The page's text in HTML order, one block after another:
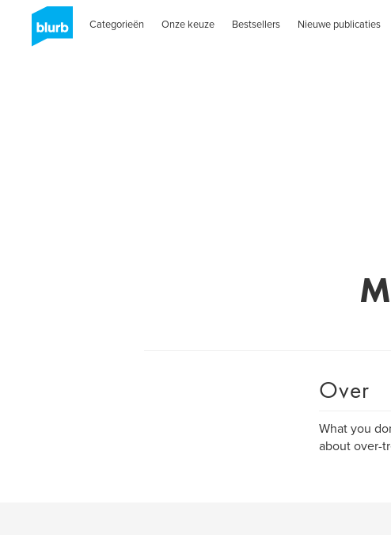
Categorieën Onze keuze Bestsellers Nieuwe publicaties
Over
What you
about over-